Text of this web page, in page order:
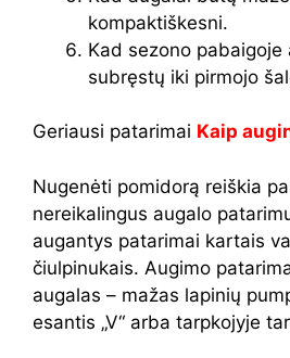
kompaktiškesni.
Kad sezono pabaigoje
subręstų iki pirmojo
Geriausi patarimai Kaip
Nugenėti pomidorą reiškia
nereikalingus augalo
augantys patarimai kartais
čiulpinukais. Augimo
augalas – mažas lapinių
esantis „V“ arba tarpkojyje